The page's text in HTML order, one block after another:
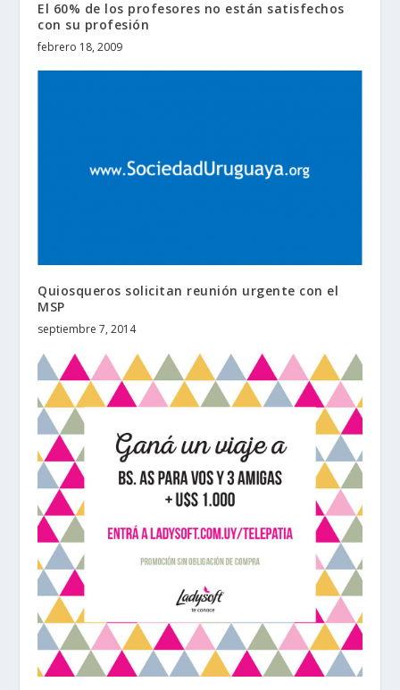
El 60% de los profesores no están satisfechos
con su profesión
febrero 18, 2009
Quiosqueros solicitan reunión urgente con el
MSP
septiembre 7, 2014